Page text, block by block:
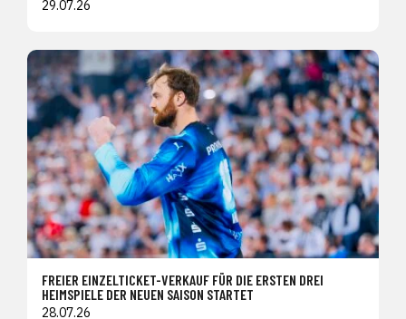
29.07.26
FREIER EINZELTICKET-VERKAUF FÜR DIE ERSTEN DREI
HEIMSPIELE DER NEUEN SAISON STARTET
28.07.26